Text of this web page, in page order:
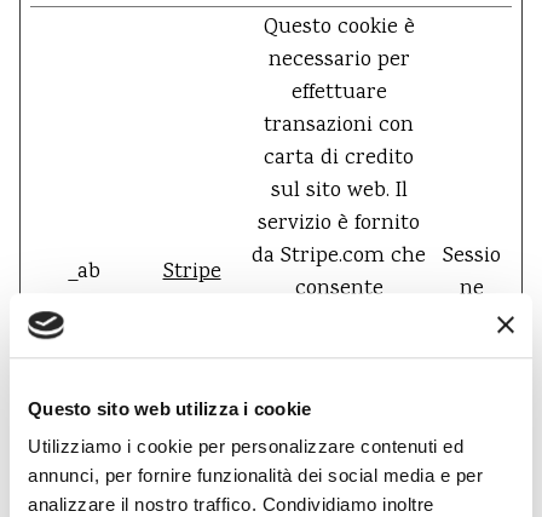
Questo sito web utilizza i cookie
Utilizziamo i cookie per personalizzare contenuti ed
annunci, per fornire funzionalità dei social media e per
analizzare il nostro traffico. Condividiamo inoltre
_ab Stripe
Questo cookie è
necessario per
effettuare
transazioni con
carta di credito
sul sito web. Il
servizio è fornito
da Stripe.com che
consente
senza
alcuna
informazione
della carta di
Sessio
ne